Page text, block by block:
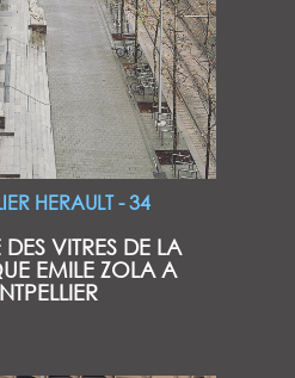
HERAULT - 34
VITRES DE LA
EMILE ZOLA A